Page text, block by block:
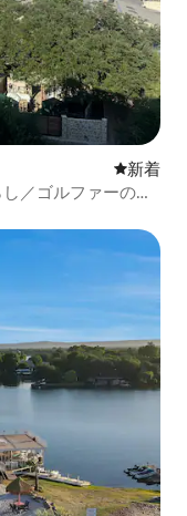
新しい宿
新着